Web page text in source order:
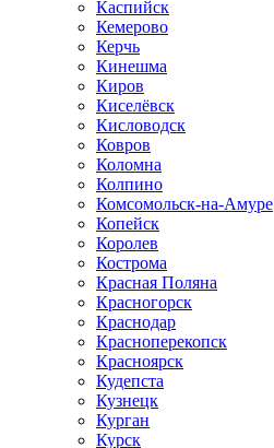
Каспийск
Кемерово
Керчь
Кинешма
Киров
Киселёвск
Кисловодск
Ковров
Коломна
Колпино
Комсомольск-на-Амуре
Копейск
Королев
Кострома
Красная Поляна
Красногорск
Краснодар
Красноперекопск
Красноярск
Кудепста
Кузнецк
Курган
Курск